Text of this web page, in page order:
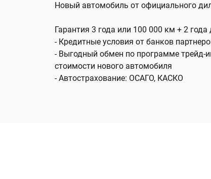
Новый автомобиль от официального
Гарантия 3 года или 100 000 км + 2
- Кредитные условия от банков
- Выгодный обмен по программе трейд-
стоимости нового автомобиля
- Автострахование: ОСАГО, КАСКО